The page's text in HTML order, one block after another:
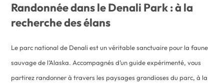
Randonnée dans le Denali Park : à la
recherche des élans
Le parc national de Denali est un véritable sanctuaire pour la faune
sauvage de l’Alaska. Accompagnés d’un guide expérimenté, vous
partirez randonner à travers les paysages grandioses du parc, à la